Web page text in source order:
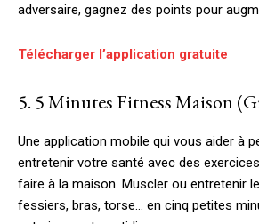
adversaire, gagnez des points pour
Télécharger l’application gratuite
5. 5 Minutes Fitness Maison
Une application mobile qui vous aider à
entretenir votre santé avec des
faire à la maison. Muscler ou entretenir
fessiers, bras, torse… en cinq petites